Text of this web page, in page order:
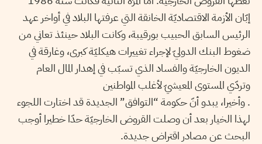
إبّان الأزمة الاقتصاديّة الخانقة التي عرفتها البلاد في أواخر عهد
الرئيس السابق الحبيب بورقيبة، وكانت البلاد حينئذ تعاني من
ضغوط البنك الدوليّ لإجراء تغييرات هيكليّة كبرى، وغارقة في
الديون الخارجيّة والفساد الذي تسبّب في إهدار المال العام
وتردّي المستوى المعيشيّ لأغلب المواطنين
. وأخيرا، يبدو أنّ حكومة “التوافق” الجديدة قد اختارت اللجوء
لهذا الخيار بعد أن وصلت القروض الخارجيّة حدّا خطيرا أوجب
البحث عن مصادر اقتراض جديدة.